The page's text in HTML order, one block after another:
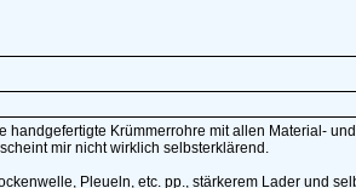
Krümmerrohre mit allen Material-
mir nicht wirklich selbsterklärend.
Pleueln, etc. pp., stärkerem Lader und